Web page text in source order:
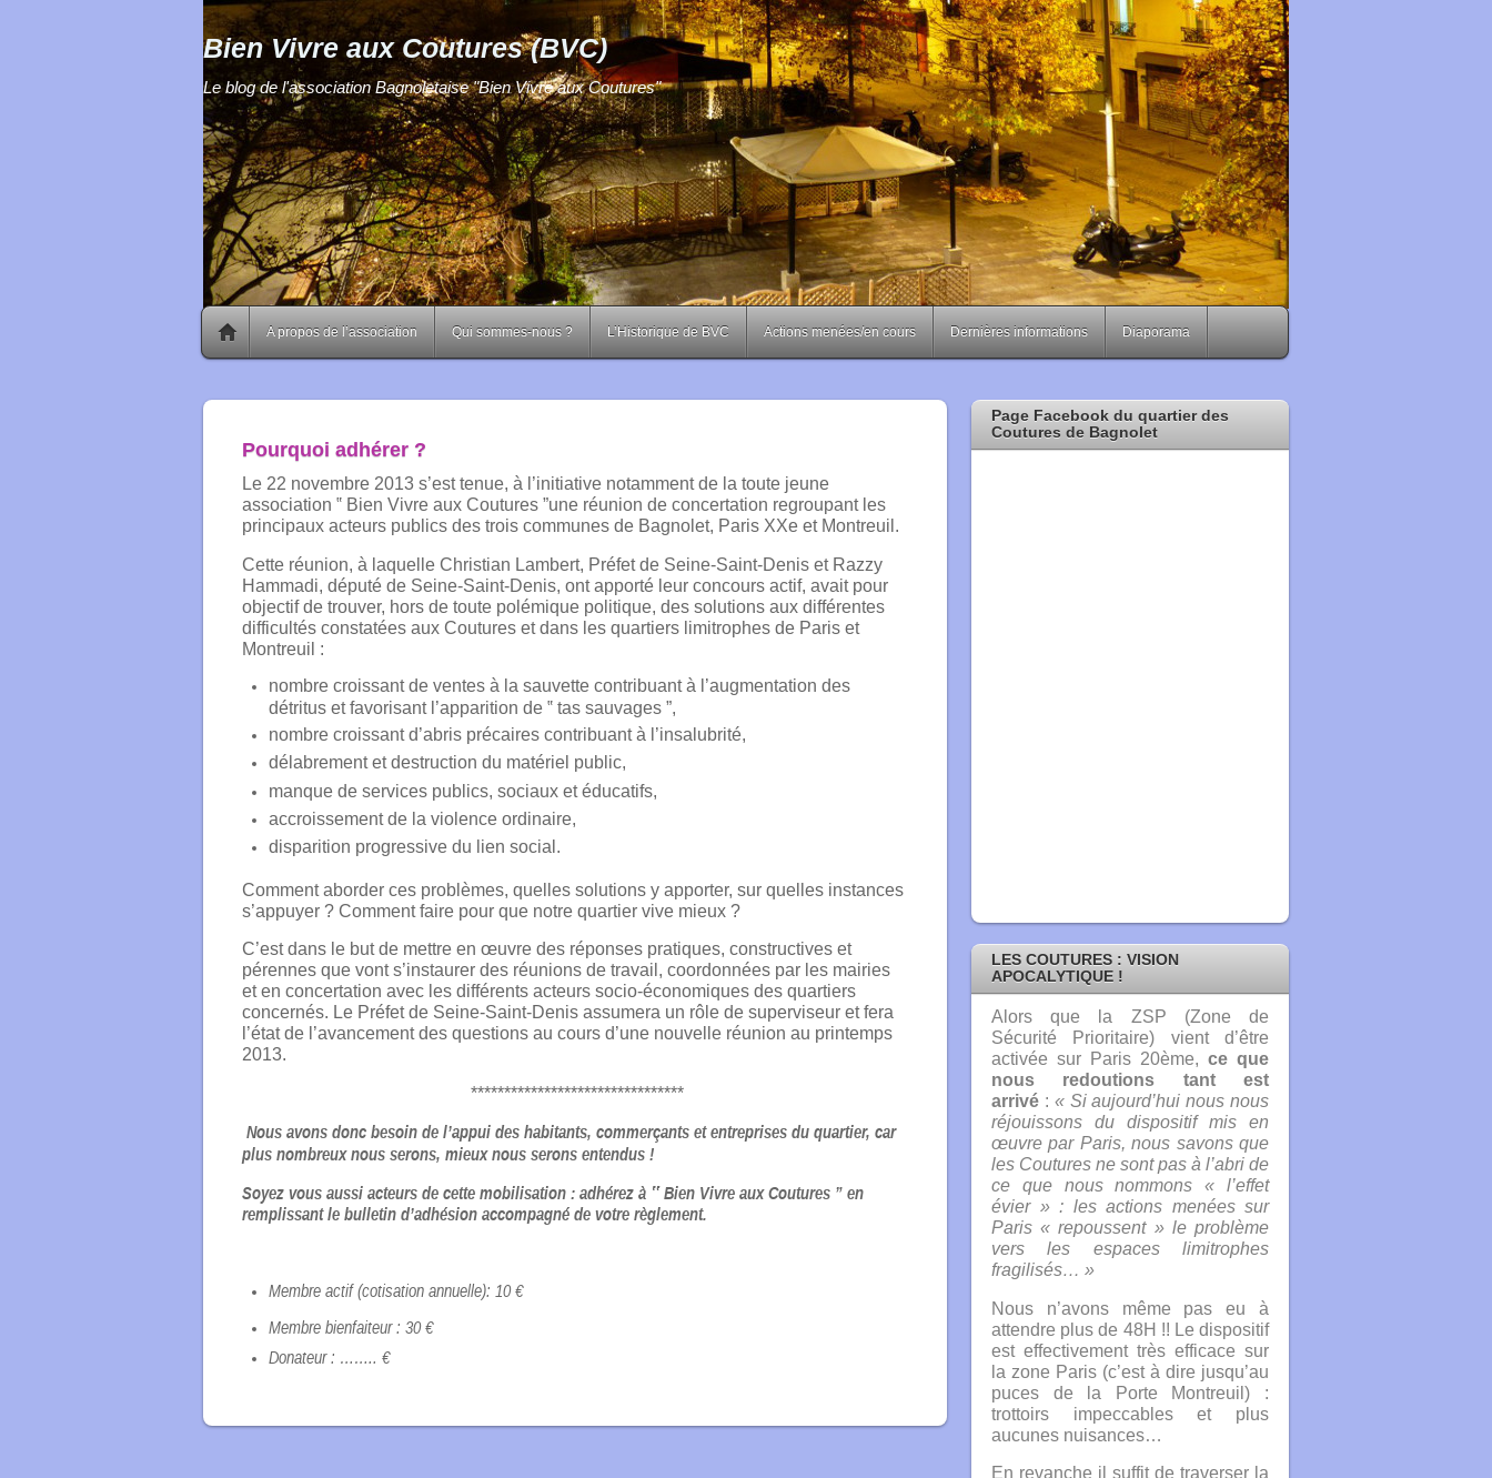
Bien Vivre aux Coutures (BVC)
Le blog de l'association Bagnoletaise "Bien Vivre aux Coutures"
A propos de l’association Qui sommes-nous ? L’Historique de BVC Actions menées/en cours Dernières informations Diaporama
Pourquoi adhérer ?
Le 22 novembre 2013 s’est tenue, à l’initiative notamment de la toute jeune
association ‟ Bien Vivre aux Coutures ”une réunion de concertation regroupant l es
principaux acteurs publics des trois communes de Bagnolet, Paris XXe et Montreuil.
Cette réunion, à laquelle Christian Lambert, Préfet de Seine-Saint-Denis et Razzy
Hammadi, député de Seine-Saint-Denis, ont apporté leur concours actif, avait pour
objectif de trouver, hors de toute polémique politique, des solutions aux différentes
difficultés constatées aux Coutures et dans les quartiers limitrophes de Paris et
Montreuil :
nombre croissant de ventes à la sauvette contribuant à l’augmentation des
détritus et favorisant l’apparition de ‟ tas sauvages ”,
nombre croissant d’abris précaires contribuant à l’insalubrité,
délabrement et destruction du matériel public,
manque de services publics, sociaux et éducatifs,
accroissement de la violence ordinaire,
disparition progressive du lien social.
Comment aborder ces problèmes, quelles solutions y apporter, sur quelles instances
s’appuyer ? Comment faire pour que notre quartier vive mieux ?
C’est dans le but de mettre en œuvre des réponses pratiques, constructives et
pérennes que vont s’instaurer des réunions de travail, coordonnées par les mairies
et en concertation avec les différents acteurs socio-économiques des quartiers
concernés. Le Préfet de Seine-Saint-Denis assumera un rôle de superviseur et fera
l’état de l’avancement des questions au cours d’une nouvelle réunion au printemps
2013.
********************************
Nous avons donc besoin de l’appui des habitants, commerçants et entreprises du quartier, car
plus nombreux nous serons, mieux nous serons entendus !
Soyez vous aussi acteurs de cette mobilisation : adhérez à ‟ Bien Vivre aux Coutures ” en
remplissant le bulletin d’adhésion accompagné de votre règlement.
Membre actif (cotisation annuelle): 10 €
Membre bienfaiteur : 30 €
Donateur : …….. €
Page Facebook du quartier des
Coutures de Bagnolet
LES COUTURES : VISION
APOCALYTIQUE !
Alors que la ZSP (Zone de
Sécurité Prioritaire) vient d’être
activée sur Paris 20ème, ce que
nous redoutions tant est
arrivé : « Si aujourd’hui nous nous
réjouissons du dispositif mis en
œuvre par Paris, nous savons que
les Coutures ne sont pas à l’abri de
ce que nous nommons « l’effet
évier » : les actions menées sur
Paris « repoussent » le problème
vers les espaces limitrophes
fragilisés… »
Nous n’avons même pas eu à
attendre plus de 48H !! Le dispositif
est effectivement très efficace sur
la zone Paris (c’est à dire jusqu’au
puces de la Porte Montreuil) :
trottoirs impeccables et plus
aucunes nuisances…
En revanche il suffit de traverser la